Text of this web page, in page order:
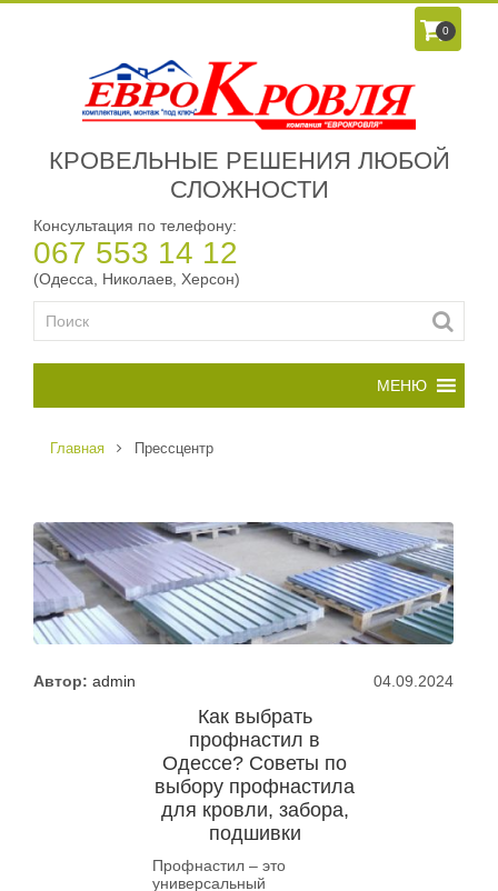
0
КРОВЕЛЬНЫЕ РЕШЕНИЯ ЛЮБОЙ
СЛОЖНОСТИ
Консультация по телефону:
067 553 14 12
(Одесса, Николаев, Херсон)
Главная Прессцентр
04.09.2024
Автор: admin
Как выбрать
профнастил в
Одессе? Советы по
выбору профнастила
для кровли, забора,
подшивки
Профнастил – это
универсальный